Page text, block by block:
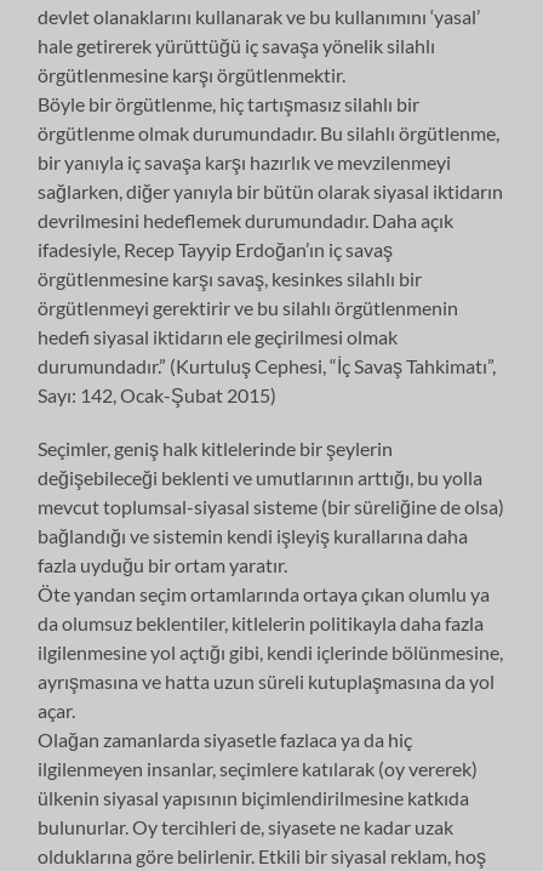
devlet olanaklarını kullanarak ve bu kullanımını ‘yasal’
hale getirerek yürüttüğü iç savaşa yönelik silahlı
örgütlenmesine karşı örgütlenmektir.
Böyle bir örgütlenme, hiç tartışmasız silahlı bir
örgütlenme olmak durumundadır. Bu silahlı örgütlenme,
bir yanıyla iç savaşa karşı hazırlık ve mevzilenmeyi
sağlarken, diğer yanıyla bir bütün olarak siyasal iktidarın
devrilmesini hedeflemek durumundadır. Daha açık
ifadesiyle, Recep Tayyip Erdoğan’ın iç savaş
örgütlenmesine karşı savaş, kesinkes silahlı bir
örgütlenmeyi gerektirir ve bu silahlı örgütlenmenin
hedefi siyasal iktidarın ele geçirilmesi olmak
durumundadır.” (Kurtuluş Cephesi, “İç Savaş Tahkimatı”,
Sayı: 142, Ocak-Şubat 2015)
Seçimler, geniş halk kitlelerinde bir şeylerin
değişebileceği beklenti ve umutlarının arttığı, bu yolla
mevcut toplumsal-siyasal sisteme (bir süreliğine de olsa)
bağlandığı ve sistemin kendi işleyiş kurallarına daha
fazla uyduğu bir ortam yaratır.
Öte yandan seçim ortamlarında ortaya çıkan olumlu ya
da olumsuz beklentiler, kitlelerin politikayla daha fazla
ilgilenmesine yol açtığı gibi, kendi içlerinde bölünmesine,
ayrışmasına ve hatta uzun süreli kutuplaşmasına da yol
açar.
Olağan zamanlarda siyasetle fazlaca ya da hiç
ilgilenmeyen insanlar, seçimlere katılarak (oy vererek)
ülkenin siyasal yapısının biçimlendirilmesine katkıda
bulunurlar. Oy tercihleri de, siyasete ne kadar uzak
olduklarına göre belirlenir. Etkili bir siyasal reklam, hoş